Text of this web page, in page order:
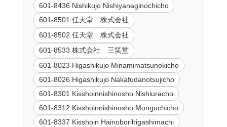
601-8436 Nishikujo Nishiyanaginochicho
601-8501 任天堂 株式会社
601-8502 任天堂 株式会社
601-8533 株式会社 三笑堂
601-8023 Higashikujo Minamimatsunokicho
601-8026 Higashikujo Nakafudanotsujicho
601-8301 Kisshoinnishinosho Nishiuracho
601-8312 Kisshoinnishinosho Monguchicho
601-8337 Kisshoin Hainoborihigashimachi